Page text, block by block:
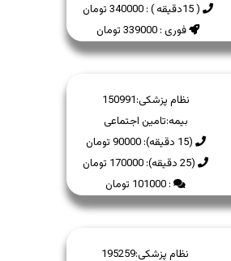
( 15دقیقه ) : 340000 تومان
فوری : 339000 تومان
نظام پزشکی:150991
بیمه:تامین اجتماعی
(15 دقیقه): 90000 تومان
(25 دقیقه): 170000 تومان
: 101000 تومان
نظام پزشکی:195259